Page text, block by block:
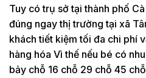
Tuy có trụ sở tại thành phố
đúng ngay thị trường tại xã
khách tiết kiệm tối đa chi phí
hàng hóa Vì thế nếu bé có
bảy chỗ 16 chỗ 29 chỗ 45